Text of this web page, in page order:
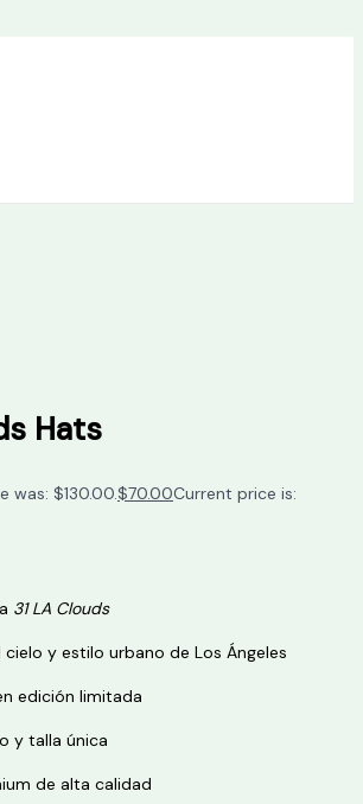
Hats
was: $130.00.$70.00Current price is:
31 LA Clouds
cielo y estilo urbano de Los Ángeles
edición limitada
y talla única
de alta calidad